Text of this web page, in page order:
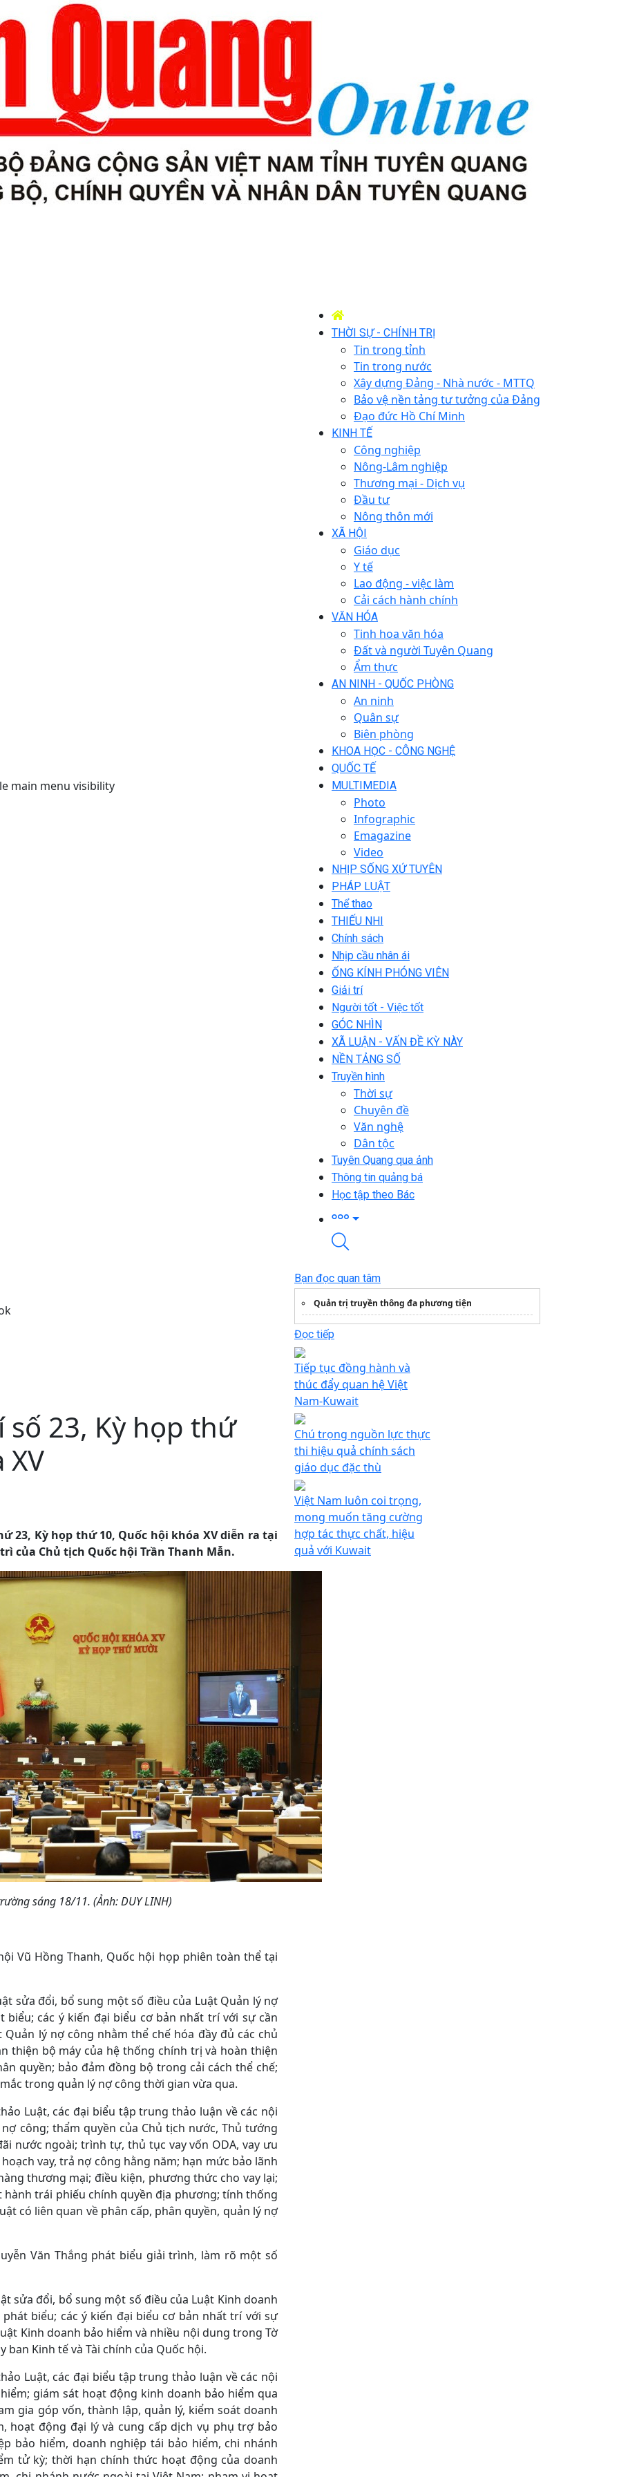
main menu visibility
THỜI SỰ - CHÍNH TRỊ
Tin trong tỉnh
Tin trong nước
Xây dựng Đảng - Nhà nước - MTTQ
Bảo vệ nền tảng tư tưởng của Đảng
Đạo đức Hồ Chí Minh
KINH TẾ
Công nghiệp
Nông-Lâm nghiệp
Thương mại - Dịch vụ
Đầu tư
Nông thôn mới
XÃ HỘI
Giáo dục
Y tế
Lao động - việc làm
Cải cách hành chính
VĂN HÓA
Tinh hoa văn hóa
Đất và người Tuyên Quang
Ẩm thực
AN NINH - QUỐC PHÒNG
An ninh
Quân sự
Biên phòng
KHOA HỌC - CÔNG NGHỆ
QUỐC TẾ
MULTIMEDIA
Photo
Infographic
Emagazine
Video
NHỊP SỐNG XỨ TUYÊN
PHÁP LUẬT
Thể thao
THIẾU NHI
Chính sách
Nhịp cầu nhân ái
ỐNG KÍNH PHÓNG VIÊN
Giải trí
Người tốt - Việc tốt
GÓC NHÌN
XÃ LUẬN - VẤN ĐỀ KỲ NÀY
NỀN TẢNG SỐ
Truyền hình
Thời sự
Chuyên đề
Văn nghệ
Dân tộc
Tuyên Quang qua ảnh
Thông tin quảng bá
Học tập theo Bác
số 23, Kỳ họp thứ
23, Kỳ họp thứ 10, Quốc hội khóa XV diễn ra tại
của Chủ tịch Quốc hội Trần Thanh Mẫn.
sáng 18/11. (Ảnh: DUY LINH)
Vũ Hồng Thanh, Quốc hội họp phiên toàn thể tại
sửa đổi, bổ sung một số điều của Luật Quản lý nợ
biểu; các ý kiến đại biểu cơ bản nhất trí với sự cần
lý nợ công nhằm thể chế hóa đầy đủ các chủ
thiện bộ máy của hệ thống chính trị và hoàn thiện
quyền; bảo đảm đồng bộ trong cải cách thể chế;
trong quản lý nợ công thời gian vừa qua.
Luật, các đại biểu tập trung thảo luận về các nội
công; thẩm quyền của Chủ tịch nước, Thủ tướng
nước ngoài; trình tự, thủ tục vay vốn ODA, vay ưu
vay, trả nợ công hằng năm; hạn mức bảo lãnh
thương mại; điều kiện, phương thức cho vay lại;
trái phiếu chính quyền địa phương; tính thống
có liên quan về phân cấp, phân quyền, quản lý nợ
Văn Thắng phát biểu giải trình, làm rõ một số
sửa đổi, bổ sung một số điều của Luật Kinh doanh
biểu; các ý kiến đại biểu cơ bản nhất trí với sự
Kinh doanh bảo hiểm và nhiều nội dung trong Tờ
Kinh tế và Tài chính của Quốc hội.
Luật, các đại biểu tập trung thảo luận về các nội
giám sát hoạt động kinh doanh bảo hiểm qua
gia góp vốn, thành lập, quản lý, kiểm soát doanh
hoạt động đại lý và cung cấp dịch vụ phụ trợ bảo
bảo hiểm, doanh nghiệp tái bảo hiểm, chi nhánh
tử kỳ; thời hạn chính thức hoạt động của doanh
Bạn đọc quan tâm
Quản trị truyền thông đa phương tiện
Đọc tiếp
Tiếp tục đồng hành và
thúc đẩy quan hệ Việt
Nam-Kuwait
Chú trọng nguồn lực thực
thi hiệu quả chính sách
giáo dục đặc thù
Việt Nam luôn coi trọng,
mong muốn tăng cường
hợp tác thực chất, hiệu
quả với Kuwait